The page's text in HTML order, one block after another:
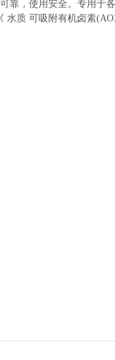
，使用安全。专用于
质 可吸附有机卤素